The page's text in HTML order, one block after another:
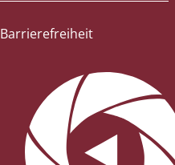
Barrierefreiheit